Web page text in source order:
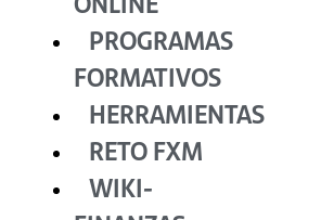
PROGRAMAS
FORMATIVOS
HERRAMIENTAS
RETO FXM
WIKI-